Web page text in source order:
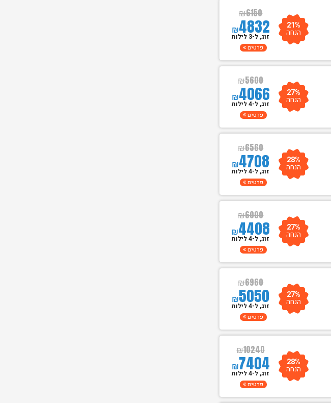
₪6150
₪4832 21%
הנחה זוג, ל-3 לילות
פרטים
₪5600
₪4066 27%
הנחה זוג, ל-4 לילות
פרטים
₪6560
₪4708 28%
הנחה זוג, ל-4 לילות
פרטים
₪6000
₪4408 27%
הנחה זוג, ל-4 לילות
פרטים
₪6960
₪5050 27%
הנחה זוג, ל-4 לילות
פרטים
₪10240
₪7404 28%
הנחה זוג, ל-4 לילות
פרטים